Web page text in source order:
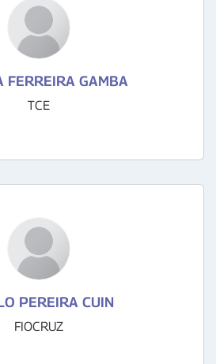
FERREIRA GAMBA
TCE
PEREIRA CUIN
FIOCRUZ